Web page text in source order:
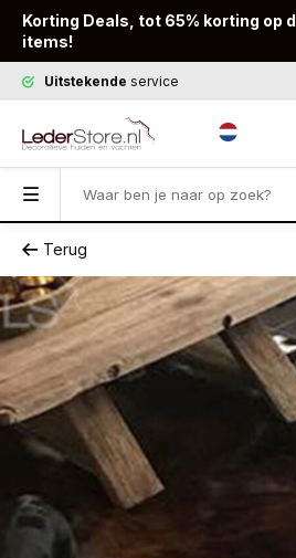
Korting Deals, tot 65% korting op
items!
Uitstekende service
Terug